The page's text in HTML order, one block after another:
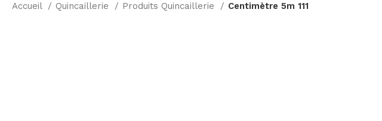
Accueil Quincaillerie Produits Quincaillerie Centimètre 5m 111